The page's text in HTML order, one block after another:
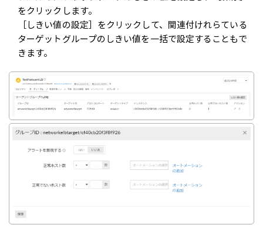
をクリックします。
［しきい値の設定］をクリックして、関連付けれらている
ターゲットグループのしきい値を一括で設定することもで
きます。